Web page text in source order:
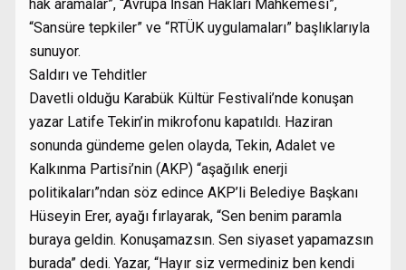
hak aramalar”, “Avrupa İnsan Hakları Mahkemesi”,
“Sansüre tepkiler” ve “RTÜK uygulamaları” başlıklarıyla
sunuyor.
Saldırı ve Tehditler
Davetli olduğu Karabük Kültür Festivali’nde konuşan
yazar Latife Tekin’in mikrofonu kapatıldı. Haziran
sonunda gündeme gelen olayda, Tekin, Adalet ve
Kalkınma Partisi’nin (AKP) “aşağılık enerji
politikaları”ndan söz edince AKP’li Belediye Başkanı
Hüseyin Erer, ayağı fırlayarak, “Sen benim paramla
buraya geldin. Konuşamazsın. Sen siyaset yapamazsın
burada” dedi. Yazar, “Hayır siz vermediniz ben kendi